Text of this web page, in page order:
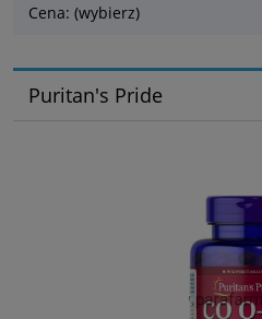
Cena: (wybierz)
Puritan's Pride